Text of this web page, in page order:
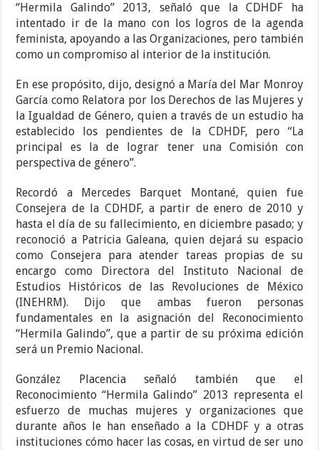
“Hermila Galindo” 2013, señaló que la CDHDF ha
intentado ir de la mano con los logros de la agenda
feminista, apoyando a las Organizaciones, pero también
como un compromiso al interior de la institución.
En ese propósito, dijo, designó a María del Mar Monroy
García como Relatora por los Derechos de las Mujeres y
la Igualdad de Género, quien a través de un estudio ha
establecido los pendientes de la CDHDF, pero “La
principal es la de lograr tener una Comisión con
perspectiva de género”.
Recordó a Mercedes Barquet Montané, quien fue
Consejera de la CDHDF, a partir de enero de 2010 y
hasta el día de su fallecimiento, en diciembre pasado; y
reconoció a Patricia Galeana, quien dejará su espacio
como Consejera para atender tareas propias de su
encargo como Directora del Instituto Nacional de
Estudios Históricos de las Revoluciones de México
(INEHRM). Dijo que ambas fueron personas
fundamentales en la asignación del Reconocimiento
“Hermila Galindo”, que a partir de su próxima edición
será un Premio Nacional.
González Placencia señaló también que el
Reconocimiento “Hermila Galindo” 2013 representa el
esfuerzo de muchas mujeres y organizaciones que
durante años le han enseñado a la CDHDF y a otras
instituciones cómo hacer las cosas, en virtud de ser uno